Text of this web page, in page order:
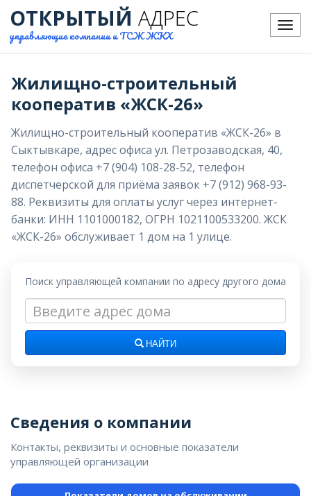
Меню
ОТКРЫТЫЙ АДРЕС
управляющие компании и ТСЖ ЖКХ
Жилищно-строительный
кооператив «ЖСК-26»
Жилищно-строительный кооператив «ЖСК-26» в
Сыктывкаре, адрес офиса ул. Петрозаводская, 40,
телефон офиса +7 (904) 108-28-52, телефон
диспетчерской для приёма заявок +7 (912) 968-93-
88. Реквизиты для оплаты услуг через интернет-
банки: ИНН 1101000182, ОГРН 1021100533200. ЖСК
«ЖСК-26» обслуживает 1 дом на 1 улице.
Поиск управляющей компании по адресу другого дома
НАЙТИ
Сведения о компании
Контакты, реквизиты и основные показатели
управляющей организации